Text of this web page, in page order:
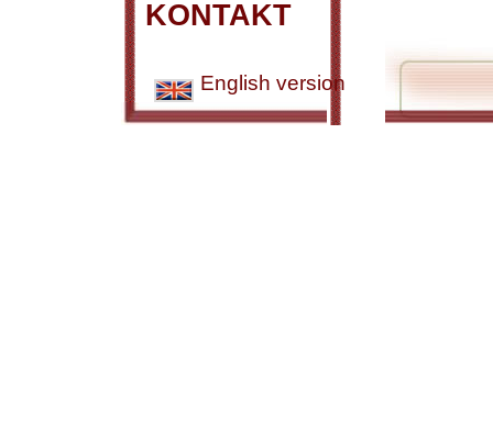
KONTAKT
English version